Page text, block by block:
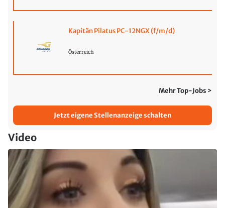
Kapitän Pilatus PC-12NGX (f/m/d)
Österreich
Mehr Top-Jobs >
Jetzt eigene Stellenanzeige schalten
Video